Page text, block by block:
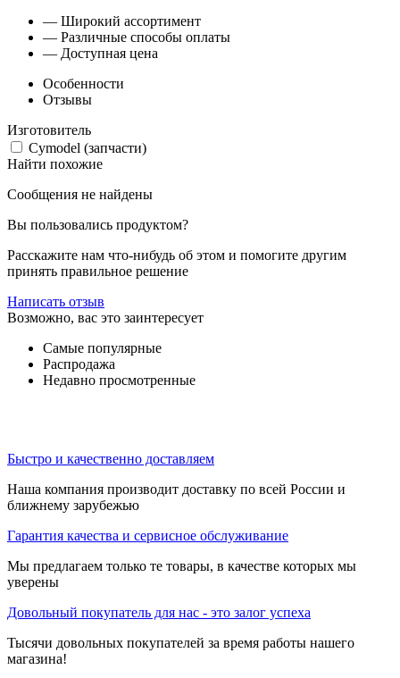
— Широкий ассортимент
— Различные способы оплаты
— Доступная цена
Особенности
Отзывы
Изготовитель
Cymodel (запчасти)
Найти похожие
Сообщения не найдены
Вы пользовались продуктом?
Расскажите нам что-нибудь об этом и помогите другим
принять правильное решение
Написать отзыв
Возможно, вас это заинтересует
Самые популярные
Распродажа
Недавно просмотренные
Быстро и качественно доставляем
Наша компания производит доставку по всей России и
ближнему зарубежью
Гарантия качества и сервисное обслуживание
Мы предлагаем только те товары, в качестве которых мы
уверены
Довольный покупатель для нас - это залог успеха
Тысячи довольных покупателей за время работы нашего
магазина!